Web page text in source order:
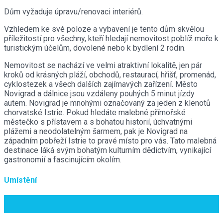
Dům vyžaduje úpravu/renovaci interiérů.
Vzhledem ke své poloze a vybavení je tento dům skvělou
příležitostí pro všechny, kteří hledají nemovitost poblíž moře k
turistickým účelům, dovolené nebo k bydlení 2 rodin.
Nemovitost se nachází ve velmi atraktivní lokalitě, jen pár
kroků od krásných pláží, obchodů, restaurací, hřišť, promenád,
cyklostezek a všech dalších zajímavých zařízení. Město
Novigrad a dálnice jsou vzdáleny pouhých 5 minut jízdy
autem. Novigrad je mnohými označovaný za jeden z klenotů
chorvatské Istrie. Pokud hledáte malebné přímořské
městečko s přístavem a s bohatou historií, úchvatnými
plážemi a neodolatelným šarmem, pak je Novigrad na
západním pobřeží Istrie to pravé místo pro vás. Tato malebná
destinace láká svým bohatým kulturním dědictvím, vynikající
gastronomií a fascinujícím okolím.
Umístění